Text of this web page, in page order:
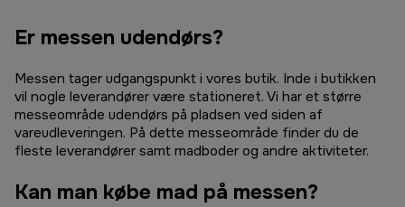
Er messen udendørs?
Messen tager udgangspunkt i vores butik. Inde i butikken
vil nogle leverandører være stationeret. Vi har et større
messeområde udendørs på pladsen ved siden af
vareudleveringen. På dette messeområde finder du de
fleste leverandører samt madboder og andre aktiviteter.
Kan man købe mad på messen?